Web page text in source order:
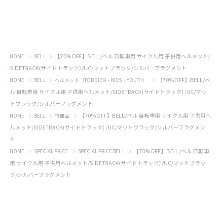
HOME BELL
【70%OFF】BELL/ベル 自転車用 サイクル用 子供用ヘルメット/
SIDETRACK(サイドトラック) /UC/マットブラック/シルバーフラグメント
HOME BELL ヘルメット（TODDLER・KIDS・YOUTH）
【70%OFF】BELL/ベ
ル 自転車用 サイクル用 子供用ヘルメット/SIDETRACK(サイドトラック) /UC/マッ
トブラック/シルバーフラグメント
HOME BELL 特価品
【70%OFF】BELL/ベル 自転車用 サイクル用 子供用ヘ
ルメット/SIDETRACK(サイドトラック) /UC/マットブラック/シルバーフラグメン
ト
HOME SPECIAL PRICE SPECIAL PRICE BELL
【70%OFF】BELL/ベル 自転車
用 サイクル用 子供用ヘルメット/SIDETRACK(サイドトラック) /UC/マットブラッ
ク/シルバーフラグメント